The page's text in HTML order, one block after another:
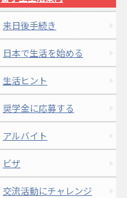
来日後手続き
日本で生活を始める
生活ヒント
奨学金に応募する
アルバイト
ビザ
交流活動にチャレンジ